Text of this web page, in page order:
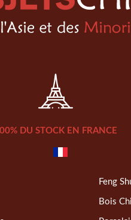
DU STOCK EN FRANCE
Feng
Bois